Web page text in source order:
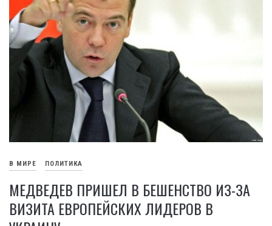
В МИРЕ ПОЛИТИКА
МЕДВЕДЕВ ПРИШЕЛ В БЕШЕНСТВО ИЗ-ЗА
ВИЗИТА ЕВРОПЕЙСКИХ ЛИДЕРОВ В